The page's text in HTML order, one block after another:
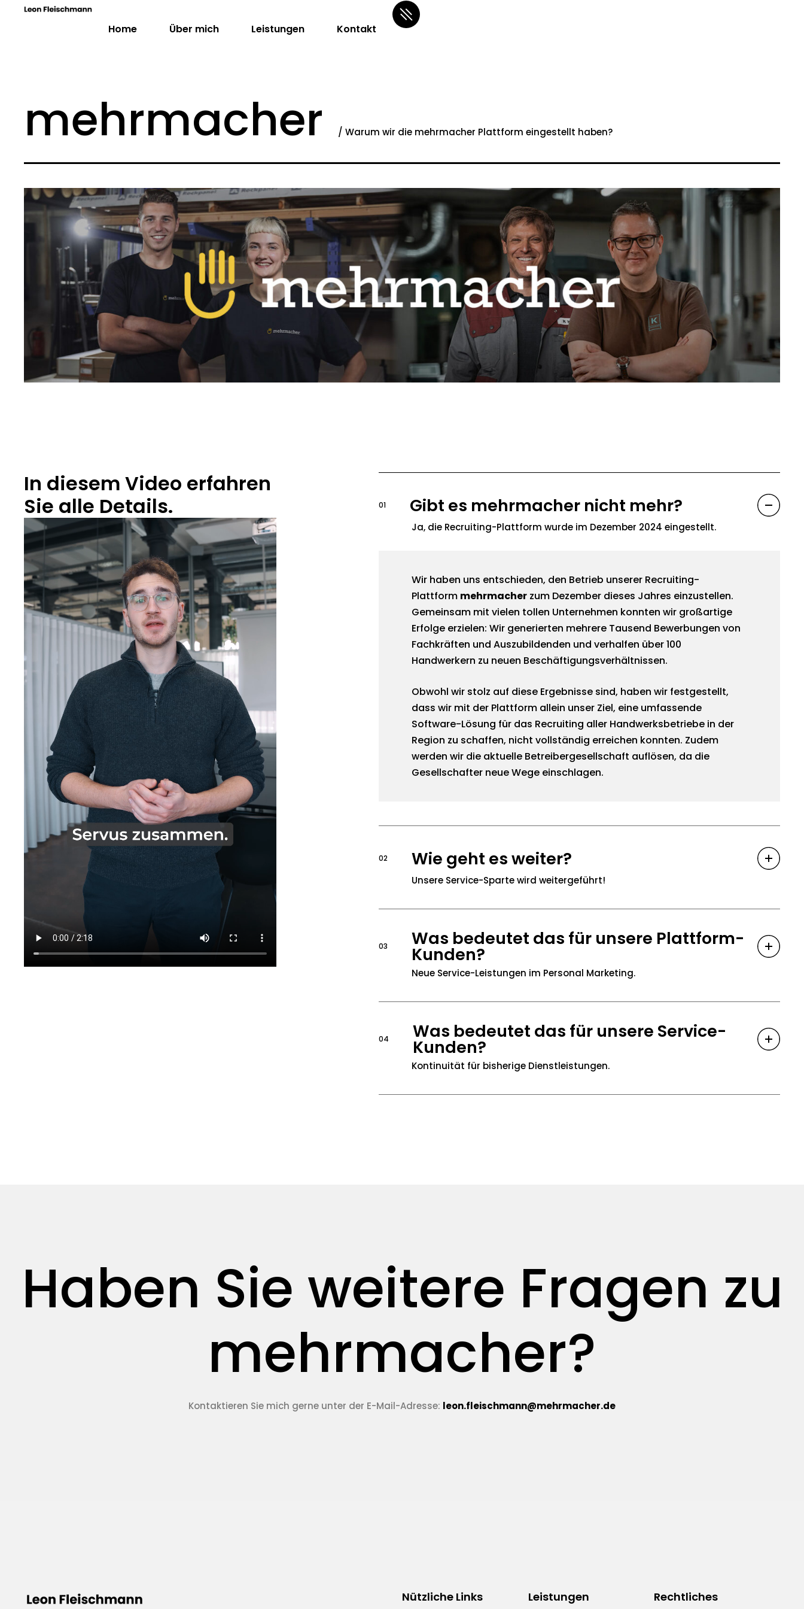
Home Über mich Leistungen Kontakt
mehrmacher / Warum wir die mehrmacher Plattform eingestellt haben?
In diesem Video erfahren
Sie alle Details.
01 Gibt es mehrmacher nicht mehr?
Ja, die Recruiting-Plattform wurde im Dezember 2024 eingestellt.
Wir haben uns entschieden, den Betrieb unserer Recruiting-
Plattform mehrmacherzum Dezember dieses Jahres einzustellen.
Gemeinsam mit vielen tollen Unternehmen konnten wir großartige
Erfolge erzielen: Wir generierten mehrere Tausend Bewerbungen von
Fachkräften und Auszubildenden und verhalfen über 100
Handwerkern zu neuen Beschäftigungsverhältnissen.
Obwohl wir stolz auf diese Ergebnisse sind, haben wir festgestellt,
dass wir mit der Plattform allein unser Ziel, eine umfassende
Software-Lösung für das Recruiting aller Handwerksbetriebe in der
Region zu schaffen, nicht vollständig erreichen konnten. Zudem
werden wir die aktuelle Betreibergesellschaft auflösen, da die
Gesellschafter neue Wege einschlagen.
02 Wie geht es weiter?
Unsere Service-Sparte wird weitergeführt!
03 Was bedeutet das für unsere Plattform-
Kunden?
Neue Service-Leistungen im Personal Marketing.
04 Was bedeutet das für unsere Service-
Kunden?
Kontinuität für bisherige Dienstleistungen.
Haben Sie weitere Fragen zu
mehrmacher?
Kontaktieren Sie mich gerne unter der E-Mail-Adresse: leon.fleischmann@mehrmacher.de
Nützliche Links Leistungen Rechtliches